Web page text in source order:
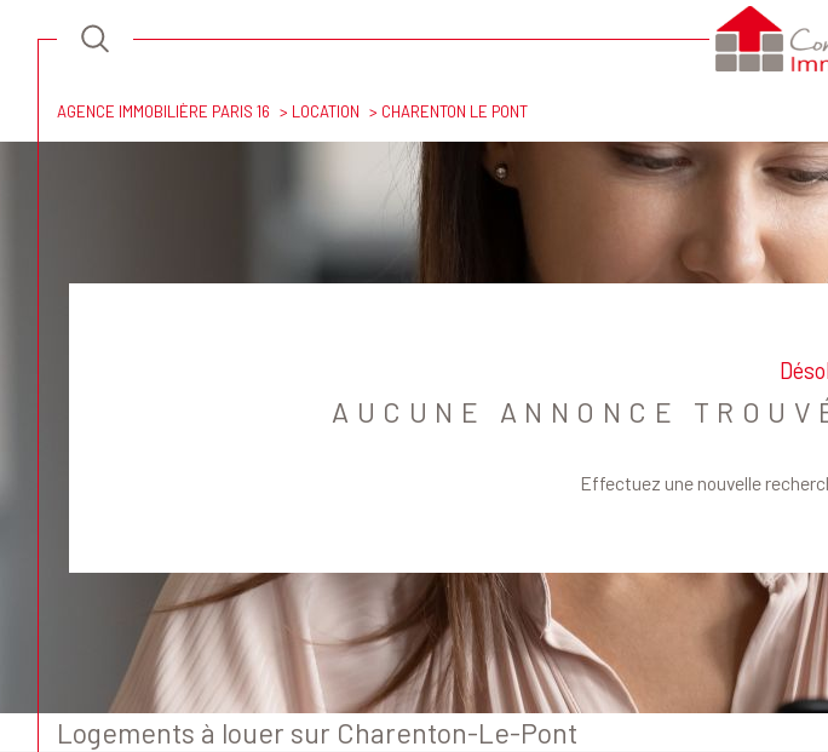
Acheter
de l'ancien
à l'année
à l'année
de l'immo pro
Estimer
LOCALISATION
Voir les0
94220 - Charenton-le-Pont
AGENCE IMMOBILIÈRE PARIS 16 LOCATION CHARENTON LE PONT
AUCUNE ANNONCE
Effectuez une nouvelle
Logements à louer sur Charenton-Le-Pont